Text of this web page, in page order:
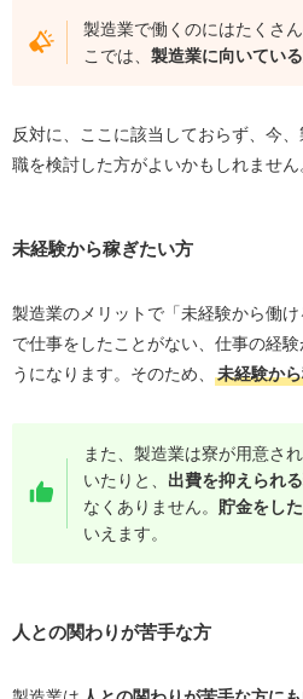
製造業で働くのにはたくさ
こでは、製造業に向いてい
反対に、ここに該当しておらず、今
職を検討した方がよいかもしれません
未経験から稼ぎたい方
製造業のメリットで「未経験から働
で仕事をしたことがない、仕事の経
うになります。そのため、
未経験か
また、製造業は寮が用意さ
いたりと、 出費を抑えられ
なくありません。 貯金をし
いえます。
人との関わりが苦手な方